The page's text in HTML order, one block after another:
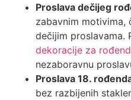
Proslava dečijeg
zabavnim motivima,
dečijim proslavama.
dekoracije za
nezaboravnu
Proslava 18.
bez razbijenih